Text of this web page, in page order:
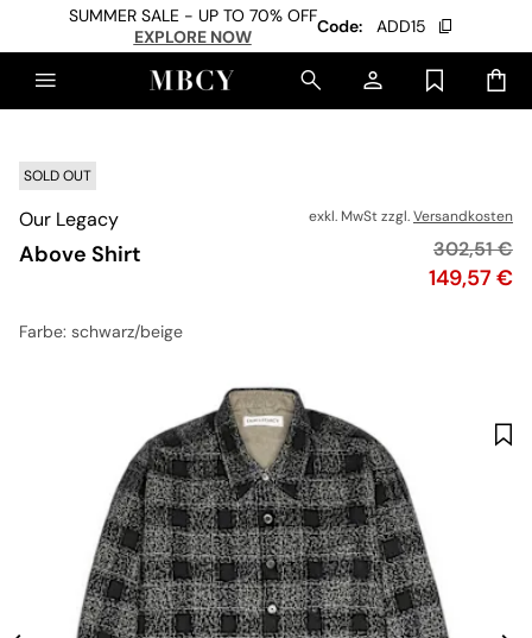
SUMMER SALE - UP TO 70% OFF
EXPLORE NOW
Code: ADD15
SOLD OUT
Our Legacy
Above Shirt
exkl. MwSt zzgl.Versandkosten
Preis
149,57 €
302,51 €
Farbe: schwarz/beige